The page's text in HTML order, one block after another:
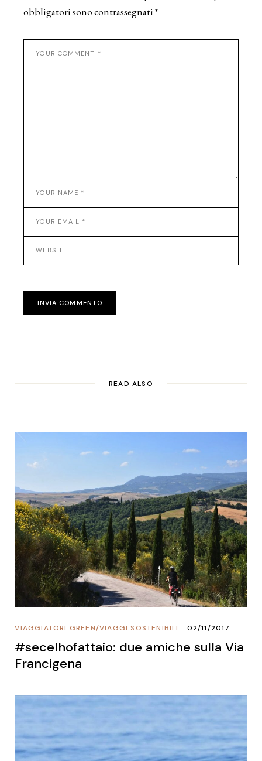
obbligatori sono contrassegnati*
INVIA COMMENTO
READ ALSO
VIAGGI SOSTENIBILI
/
VIAGGIATORI GREEN 02/11/2017
#secelhofattaio: due amiche sulla Via
Francigena